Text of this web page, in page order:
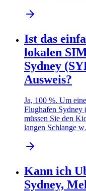
Ist das
lokalen
Sydney
Ausweis?
Ja, 100 %. Um
Flughafen
müssen Sie den
langen Schlange
Kann ich
Sydney,